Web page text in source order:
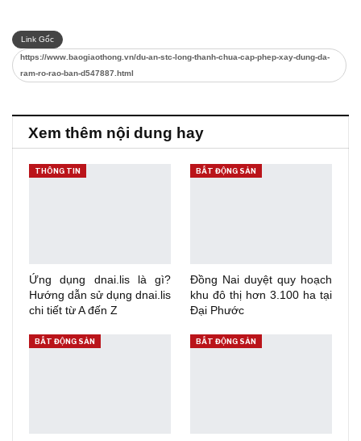
Link Gốc
https://www.baogiaothong.vn/du-an-stc-long-thanh-chua-cap-phep-xay-dung-da-
ram-ro-rao-ban-d547887.html
Xem thêm nội dung hay
THÔNG TIN
Ứng dụng dnai.lis là gì?
Hướng dẫn sử dụng dnai.lis
chi tiết từ A đến Z
BẤT ĐỘNG SẢN
Đồng Nai duyệt quy hoạch
khu đô thị hơn 3.100 ha tại
Đại Phước
BẤT ĐỘNG SẢN BẤT ĐỘNG SẢN